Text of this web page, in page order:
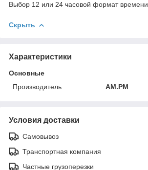
Выбор 12 или 24 часовой формат времени.
Скрыть
Характеристики
Основные
Производитель
AM.PM
Условия доставки
Самовывоз
Транспортная компания
Частные грузоперезки